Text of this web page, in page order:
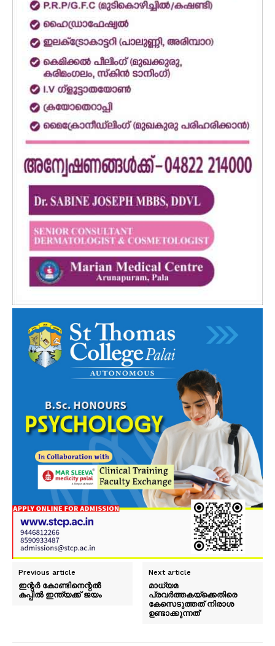
Previous article
ഇന്റർ കോണ്ടിനെന്റൽ
കപ്പിൽ ഇന്ത്യക്ക് ജയം
Next article
മാധ്യമ
പ്രവർത്തകയ്ക്കെതിരെ
കേസെടുത്തത് നിരാശ
ഉണ്ടാക്കുന്നത്’